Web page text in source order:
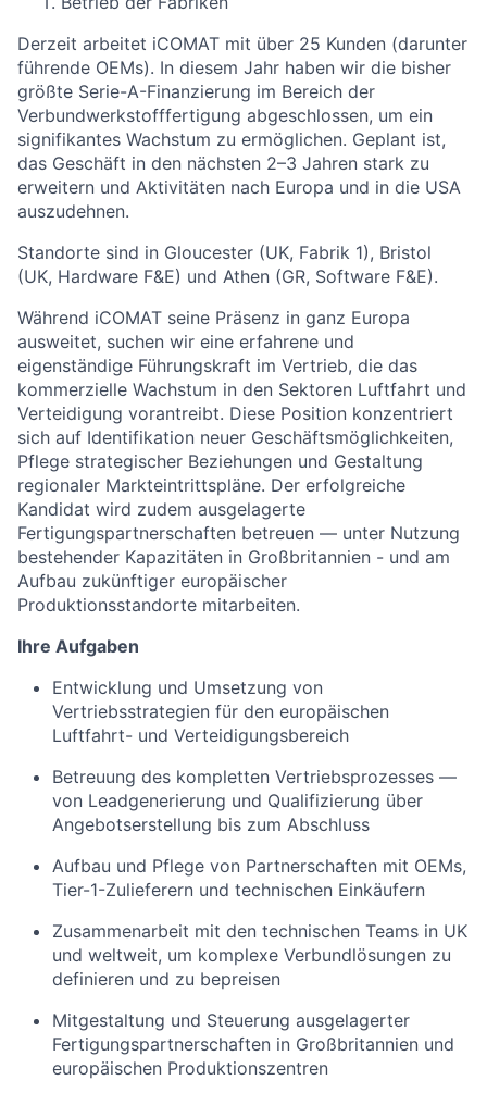
Derzeit arbeitet iCOMAT mit über 25 Kunden (darunter
führende OEMs). In diesem Jahr haben wir die bisher
größte Serie-A-Finanzierung im Bereich der
Verbundwerkstofffertigung abgeschlossen, um ein
signifikantes Wachstum zu ermöglichen. Geplant ist,
das Geschäft in den nächsten 2–3 Jahren stark zu
erweitern und Aktivitäten nach Europa und in die USA
auszudehnen.
Standorte sind in Gloucester (UK, Fabrik 1), Bristol
(UK, Hardware F&E) und Athen (GR, Software F&E).
Während iCOMAT seine Präsenz in ganz Europa
ausweitet, suchen wir eine erfahrene und
eigenständige Führungskraft im Vertrieb, die das
kommerzielle Wachstum in den Sektoren Luftfahrt und
Verteidigung vorantreibt. Diese Position konzentriert
sich auf Identifikation neuer Geschäftsmöglichkeiten,
Pflege strategischer Beziehungen und Gestaltung
regionaler Markteintrittspläne. Der erfolgreiche
Kandidat wird zudem ausgelagerte
Fertigungspartnerschaften betreuen — unter Nutzung
bestehender Kapazitäten in Großbritannien - und am
Aufbau zukünftiger europäischer
Produktionsstandorte mitarbeiten.
Ihre Aufgaben
Entwicklung und Umsetzung von
Vertriebsstrategien für den europäischen
Luftfahrt- und Verteidigungsbereich
Betreuung des kompletten Vertriebsprozesses —
von Leadgenerierung und Qualifizierung über
Angebotserstellung bis zum Abschluss
Aufbau und Pflege von Partnerschaften mit OEMs,
Tier-1-Zulieferern und technischen Einkäufern
Zusammenarbeit mit den technischen Teams in UK
und weltweit, um komplexe Verbundlösungen zu
definieren und zu bepreisen
Mitgestaltung und Steuerung ausgelagerter
Fertigungspartnerschaften in Großbritannien und
europäischen Produktionszentren